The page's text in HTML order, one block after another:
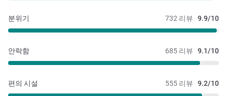
732 리뷰 9.9/10
분위기
685 리뷰 9.1/10
안락함
555 리뷰 9.2/10
편의 시설